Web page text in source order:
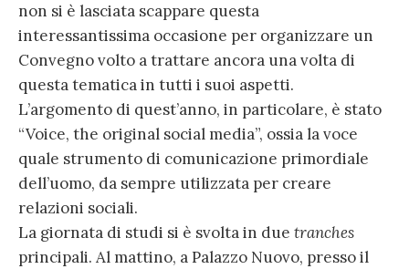
non si è lasciata scappare questa
interessantissima occasione per organizzare un
Convegno volto a trattare ancora una volta di
questa tematica in tutti i suoi aspetti.
L’argomento di quest’anno, in particolare, è stato
“Voice, the original social media”, ossia la voce
quale strumento di comunicazione primordiale
dell’uomo, da sempre utilizzata per creare
relazioni sociali.
La giornata di studi si è svolta in due tranches
principali. Al mattino, a Palazzo Nuovo, presso il